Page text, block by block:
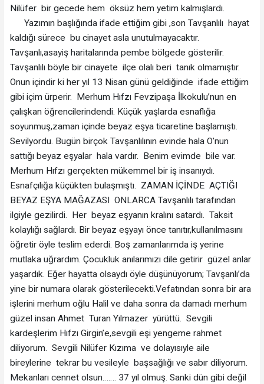
Nilüfer bir gecede hem öksüz hem yetim kalmışlardı.
Yazımın başlığında ifade ettiğim gibi ,son Tavşanlılı hayat
kaldığı sürece bu cinayet asla unutulmayacaktır.
Tavşanlı,asayiş haritalarında pembe bölgede gösterilir.
Tavşanlılı böyle bir cinayete ilçe olalı beri tanık olmamıştır.
Onun içindir ki her yıl 13 Nisan günü geldiğinde ifade ettiğim
gibi içim ürperir. Merhum Hıfzı Fevzipaşa İlkokulu’nun en
çalışkan öğrencilerindendi. Küçük yaşlarda esnaflığa
soyunmuş,zaman içinde beyaz eşya ticaretine başlamıştı.
Sevilyordu. Bugün birçok Tavşanlılının evinde hala O’nun
sattığı beyaz eşyalar hala vardır. Benim evimde bile var.
Merhum Hıfzı gerçekten mükemmel bir iş insanıydı.
Esnafçılığa küçükten bulaşmıştı. ZAMAN İÇİNDE AÇTIĞI
BEYAZ EŞYA MAĞAZASI ONLARCA Tavşanlılı tarafından
ilgiyle gezilirdi. Her beyaz eşyanın kralını satardı. Taksit
kolaylığı sağlardı. Bir beyaz eşyayı önce tanıtır,kullanılmasını
öğretir öyle teslim ederdi. Boş zamanlarımda iş yerine
mutlaka uğrardım. Çocukluk anılarımızı dile getirir güzel anlar
yaşardık. Eğer hayatta olsaydı öyle düşünüyorum; Tavşanlı’da
yine bir numara olarak gösterilecekti.Vefatından sonra bir ara
işlerini merhum oğlu Halil ve daha sonra da damadı merhum
güzel insan Ahmet Turan Yılmazer yürüttü. Sevgili
kardeşlerim Hıfzı Girgin’e,sevgili eşi yengeme rahmet
diliyorum. Sevgili Nilüfer Kızıma ve dolayısıyle aile
bireylerine tekrar bu vesileyle başsağlığı ve sabır diliyorum.
Mekanları cennet olsun……. 37 yıl olmuş. Sanki dün gibi değil